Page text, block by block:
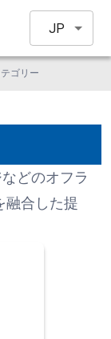
JP
ゴリー
どのオフラ
融合した提